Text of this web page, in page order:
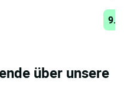
über unsere